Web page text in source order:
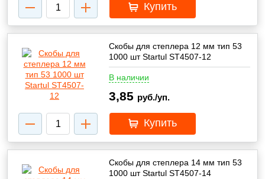
Купить
Скобы для степлера 12 мм тип 53
1000 шт Startul ST4507-12
В наличии
3,85 руб./уп.
Купить
Скобы для степлера 14 мм тип 53
1000 шт Startul ST4507-14